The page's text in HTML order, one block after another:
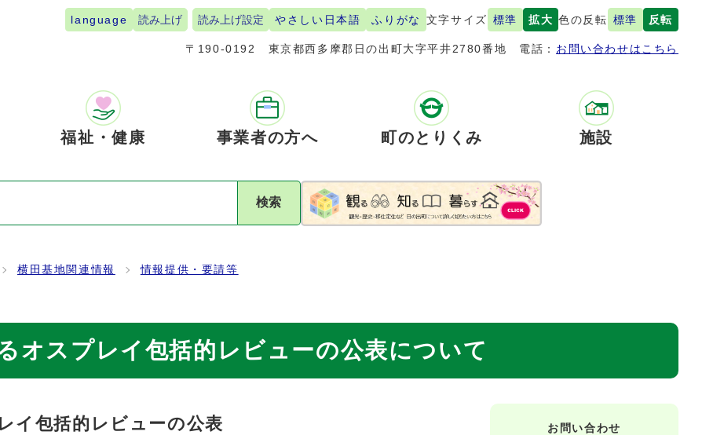
language 読み上げ 読み上げ設定 やさしい日本語 ふりがな 文字サイズ 標準 拡大 色の反転 標準 反転
〒190-0192 東京都西多摩郡日の出町大字平井2780番地 電話： お問い合わせはこちら
福祉・健康 事業者の方へ 町のとりくみ 施設
検索
横田基地関連情報 情報提供・要請等
オスプレイ包括的レビューの公表について
イ包括的レビューの公表 お問い合わせ